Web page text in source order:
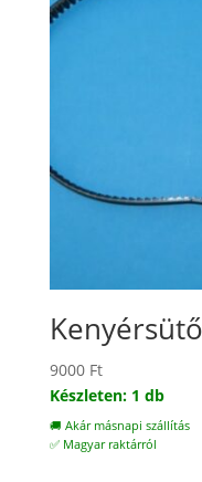
9000 Ft
Készleten: 1 db
🚚 Akár másnapi szállítás
✅ Magyar raktárról